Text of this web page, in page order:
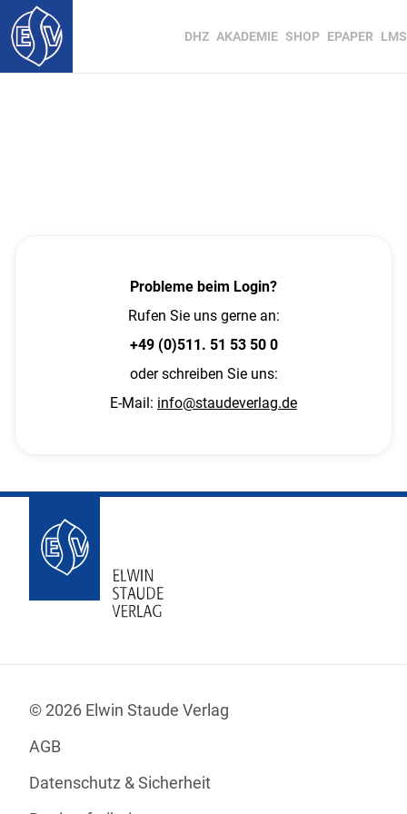
DHZ AKADEMIE SHOP EPAPER LMS
Probleme beim Login?
Rufen Sie uns gerne an:
+49 (0)511. 51 53 50 0
oder schreiben Sie uns:
E-Mail: info@staudeverlag.de
© 2026 Elwin Staude Verlag
AGB
Datenschutz & Sicherheit